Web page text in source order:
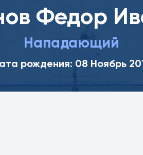
Федор
Нападающий
рождения: 08 Ноябрь